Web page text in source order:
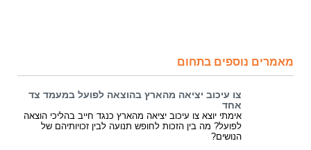
מאמרים נוספים בתחום
צו עיכוב יציאה מהארץ בהוצאה לפועל במעמד צד
אחד
אימתי יוצא צו עיכוב יציאה מהארץ כנגד חייב בהליכי הוצאה
לפועל? מה בין הזכות לחופש תנועה לבין זכויותיהם של
הנושים?